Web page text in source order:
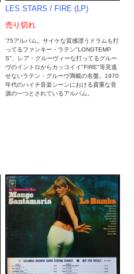
LES STARS / FIRE (LP)
売り切れ
'75アルバム。サイケな質感漂うドラムも打
ってるファンキー・ラテン"LONGTEMP
S"、レア・グルーヴィーな打ってるグルー
ヴのイントロからカッコイイ"FIRE"等見逃
せないラテン・グルーヴ満載の名盤。1970
年代のハイチ音楽シーンにおける貴重な音
源の一つとされているアルバム。